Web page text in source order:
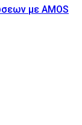
με AMOS